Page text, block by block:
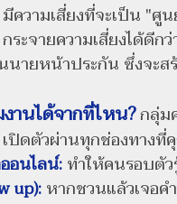
มีความเสี่ยงที่จะเป็น "ศู
กระจายความเสี่ยงได้ดี
นายหน้าประกัน ซึ่งจะส
านได้จากที่ไหน?กลุ่ม
เปิดตัวผ่านทุกช่องทางที่
อนไลน์:ทำให้คนรอบตั
up):หากชวนแล้วเจอ